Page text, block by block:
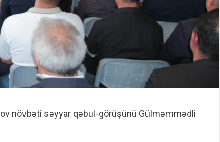
növbəti səyyar qəbul-görüşünü Gülməmmədli